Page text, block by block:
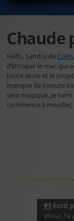
Chaude
Hello, Sandra de
d’attraper le mec qui
toute seule et le projet
manque de biroute
sera magique. Je
commence à
#1 écrit
about 14